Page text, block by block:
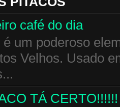
café do dia
é um poderoso
Velhos. Usado
TÁ CERTO!!!!!!